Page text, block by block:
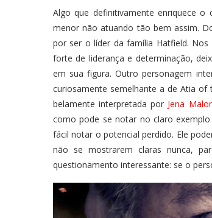
Algo que definitivamente enriquece
menor não atuando tão bem assim.
por ser o líder da família Hatfield. Nos
forte de liderança e determinação,
em sua figura. Outro personagem
curiosamente semelhante a de Atia of
belamente interpretada por Jena
como pode se notar no claro
fácil notar o potencial perdido. Ele
não se mostrarem claras nunca,
questionamento interessante: se o